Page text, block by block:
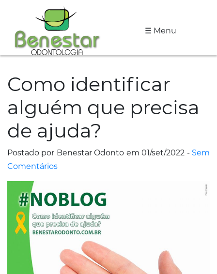
☰ Menu
A
Clínica
Especialidades
Tratamentos
Depoimentos
Dicas
de
Fale
Conosco
Como identificar
alguém que precisa
de ajuda?
Postado por Benestar Odonto em 01/set/2022 - Sem
Comentários